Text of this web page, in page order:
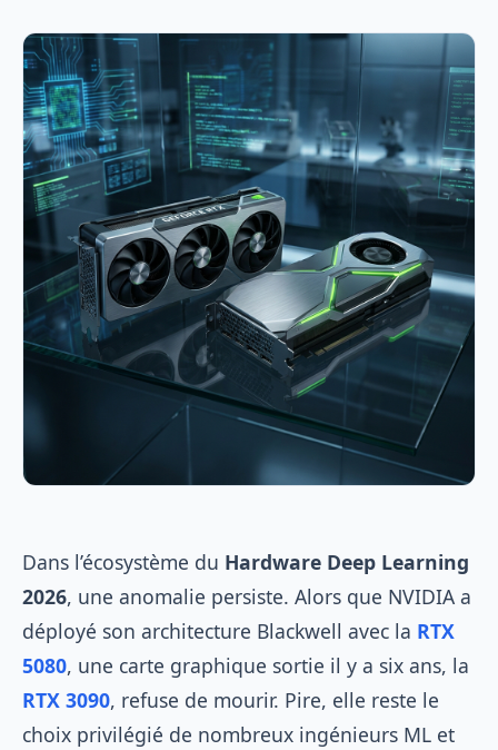
Dans l’écosystème du Hardware Deep Learning
2026, une anomalie persiste. Alors que NVIDIA a
déployé son architecture Blackwell avec la RTX
5080, une carte graphique sortie il y a six ans, la
RTX 3090, refuse de mourir. Pire, elle reste le
choix privilégié de nombreux ingénieurs ML et